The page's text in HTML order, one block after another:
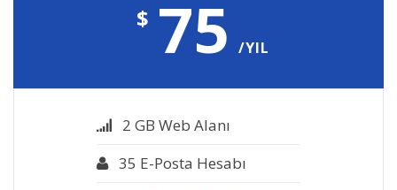
$75/YIL
2 GB Web Alanı
35 E-Posta Hesabı